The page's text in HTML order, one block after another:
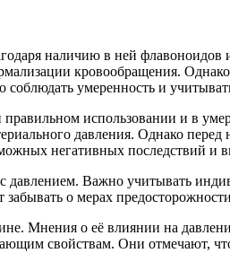
наличию в ней
кровообращения.
умеренность и
использовании и в
давления. Однако
негативных последствий и
Важно учитывать
о мерах
Мнения о её влиянии на
свойствам. Они отмечают,